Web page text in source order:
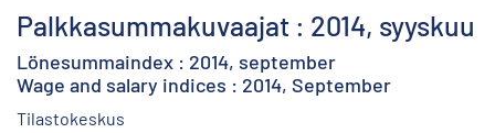
Palkkasummakuvaajat : 2014, syyskuu
Lönesummaindex : 2014, september
Wage and salary indices : 2014, September
Tilastokeskus